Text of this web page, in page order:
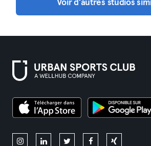
Voir d'autres studios